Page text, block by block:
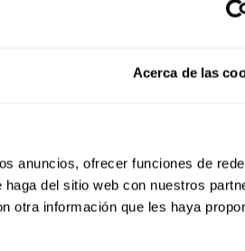
Acerca de las
anuncios, ofrecer funciones de
del sitio web con nuestros
otra información que les haya
Productividad
un